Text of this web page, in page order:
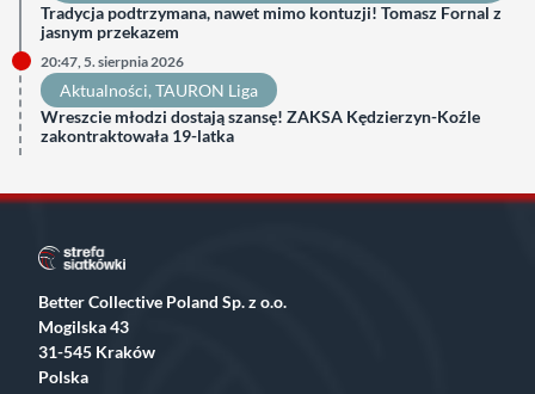
Tradycja podtrzymana, nawet mimo kontuzji! Tomasz Fornal z
jasnym przekazem
20:47, 5. sierpnia 2026
Aktualności, TAURON Liga
Wreszcie młodzi dostają szansę! ZAKSA Kędzierzyn-Koźle
zakontraktowała 19-latka
Better Collective Poland Sp. z o.o.
Mogilska 43
31-545 Kraków
Polska